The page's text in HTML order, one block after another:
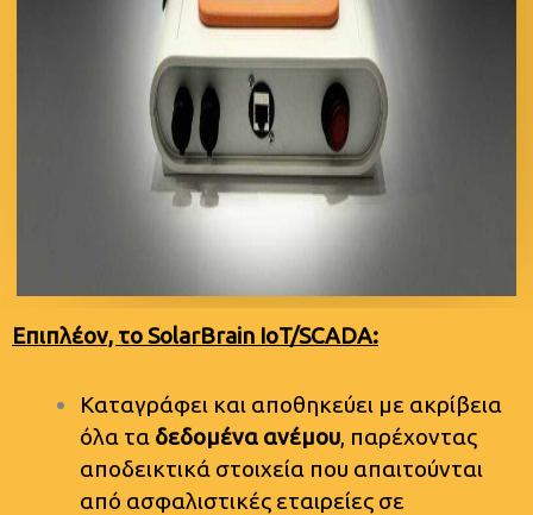
Επιπλέον, τοSolarBrain IoT/SCADA:
Καταγράφει και αποθηκεύει με ακρίβεια
όλα τα δεδομένα ανέμου, παρέχοντας
αποδεικτικά στοιχεία που απαιτούνται
από ασφαλιστικές εταιρείες σε